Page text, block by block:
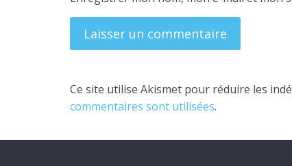
Ce site utilise Akismet pour réduire les
commentaires sont utilisées.